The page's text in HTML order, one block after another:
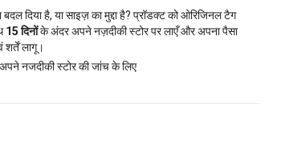
दिया है, या साइज़ का मुद्दा है? प्रॉडक्ट को ओरिजिनल टैग
15 दिनोंके अंदर अपने नज़दीकी स्टोर पर लाएँ और अपना पैसा
शर्तें लागू।
अपने नजदीकी स्टोर की जांच के लिए